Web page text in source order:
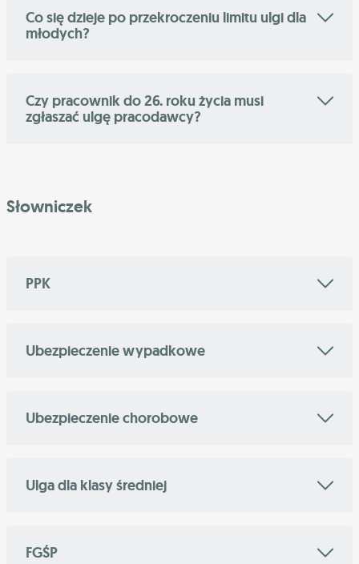
Co się dzieje po przekroczeniu limitu ulgi dla
młodych?
Czy pracownik do 26. roku życia musi
zgłaszać ulgę pracodawcy?
Słowniczek
PPK
Ubezpieczenie wypadkowe
Ubezpieczenie chorobowe
Ulga dla klasy średniej
FGŚP